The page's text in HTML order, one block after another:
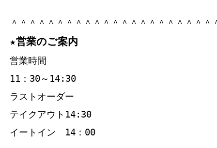
＾＾＾＾＾＾＾＾＾＾＾＾＾＾＾＾＾＾＾＾＾
★営業のご案内
営業時間
11：30～14:30
ラストオーダー
テイクアウト14:30
イートイン 14：00